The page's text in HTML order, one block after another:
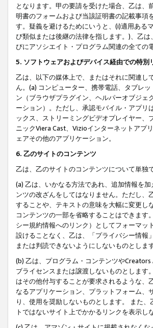
となります。甲の要請を受けた場合、乙は
明書のフォームおよび当該証明書の記載事項
す。疑義を避けるためにいうと、(i)適用ある
び類似または後継の法律を指します。)、乙
びにアソシエイト・プログラム関連の全ての
5. ソフトウェアおよびデバイス経由での特別
乙は、以下の媒体上で、またはそれに関連し
ん。(a) コンピューター、携帯電話、タブレ
ン（ブラウザプラグイン、ヘルパーオブジ
ーション）。ただし、承認モバイル・アプ
ックス、ストリーミングビデオプレイヤー
ニックViera Cast、Vizioインターネットアプ
ェアその他のアプリケーション。
6. 乙のサイトのコンテンツ
乙は、乙のサイトのコンテンツについて単独
(a) 乙は、いかなる方法であれ、追加情報を
ンツの改ざんをしてはなりません。ただし
することや、テキストの意味を大幅に変更し
コンテンツの一部を省略することはできま
シー規約情報へのリンク）としてフォーマ
設けることなく、乙は、「プライバシー情報
または判読できないようにしないものとします
(b) 乙は、プログラム・コンテンツや
ブライセンスまたは譲渡しないものとしま
はその他付与することが要求されるような
なるアプリケーション、プラットフォーム
り、使用を奨励しないものとします。 また
トではないサイト上でかかるリンクを表示し